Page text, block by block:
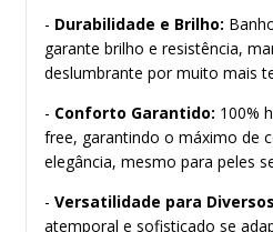
- Durabilidade e Brilho:
garante brilho e resistência,
deslumbrante por muito mais
- Conforto Garantido: 100%
free, garantindo o máximo de
elegância, mesmo para peles
- Versatilidade para
atemporal e sofisticado se